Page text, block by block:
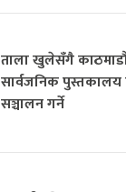
ताला खुलेसँगै
सार्वजनिक
सञ्चालन गर्ने